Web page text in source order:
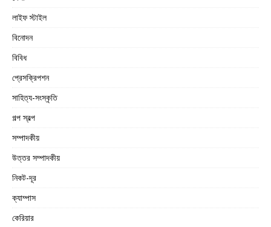
লাইফ স্টাইল
বিনোদন
বিবিধ
প্রেসক্রিপশন
সাহিত্য-সংস্কৃতি
গল্প স্বল্প
সম্পাদকীয়
উত্তর সম্পাদকীয়
নিকট-দূর
ক্যাম্পাস
কেরিয়ার